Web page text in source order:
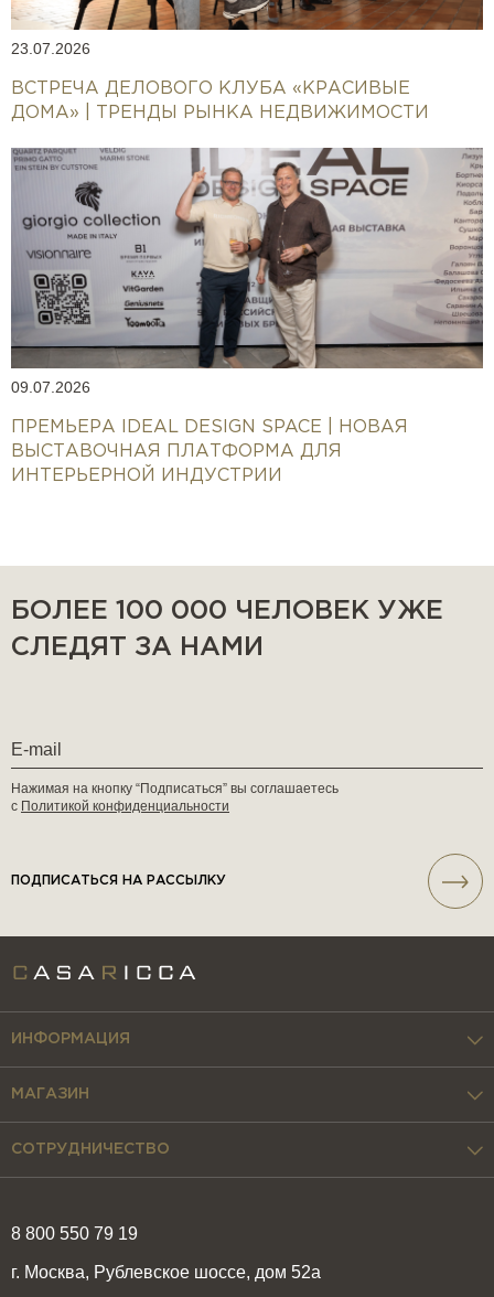
23.07.2026
ВСТРЕЧА ДЕЛОВОГО КЛУБА «КРАСИВЫЕ
ДОМА» | ТРЕНДЫ РЫНКА НЕДВИЖИМОСТИ
09.07.2026
ПРЕМЬЕРА IDEAL DESIGN SPACE | НОВАЯ
ВЫСТАВОЧНАЯ ПЛАТФОРМА ДЛЯ
ИНТЕРЬЕРНОЙ ИНДУСТРИИ
БОЛЕЕ 100 000 ЧЕЛОВЕК УЖЕ
СЛЕДЯТ ЗА НАМИ
Нажимая на кнопку “Подписаться” вы соглашаетесь
с Политикой конфиденциальности
ПОДПИСАТЬСЯ НА РАССЫЛКУ
8 800 550 79 19
г. Москва, Рублевское шоссе, дом 52а
ИНФОРМАЦИЯ
МАГАЗИН
СОТРУДНИЧЕСТВО